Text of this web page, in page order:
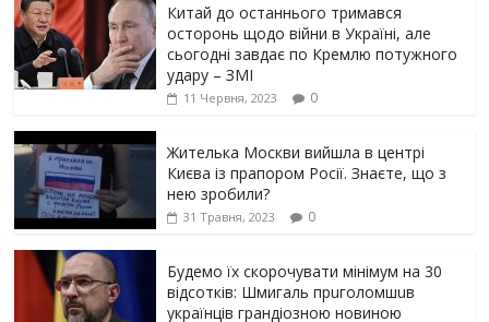
Китай до останнього тримався
осторонь щодо вiйни в Україні, але
сьогодні завдає по Кремлю потужного
yдарy – ЗМІ
11 Червня, 2023 0
Жителька Москви вийшла в центрі
Києва із прапором Росії. Знаєте, що з
нею зробили?
31 Травня, 2023 0
Будемо їх скорочувати мінімум на 30
відсотків: Шмигаль прuголомшuв
українців грaндіoзнoю новиною